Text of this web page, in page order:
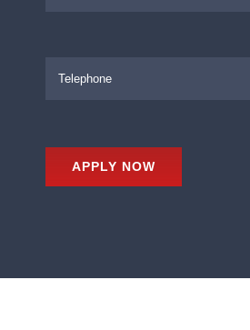
APPLY NOW